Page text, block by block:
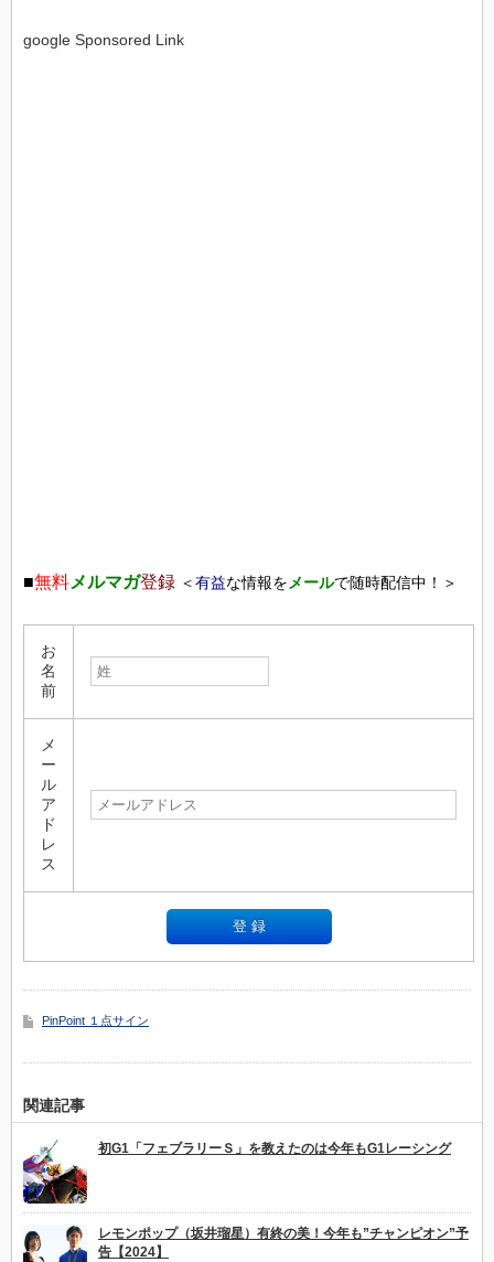
google Sponsored Link
■無料メルマガ登録 ＜有益な情報をメールで随時配信中！＞
お
名
前
メ
ー
ル
ア
ド
レ
ス
PinPoint １点サイン
関連記事
初G1「フェブラリーＳ」を教えたのは今年もG1レーシング
レモンポップ（坂井瑠星）有終の美！今年も”チャンピオン”予
告【2024】